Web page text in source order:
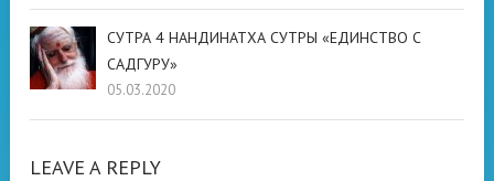
СУТРА 4 НАНДИНАТХА СУТРЫ «ЕДИНСТВО С
САДГУРУ»
05.03.2020
LEAVE A REPLY